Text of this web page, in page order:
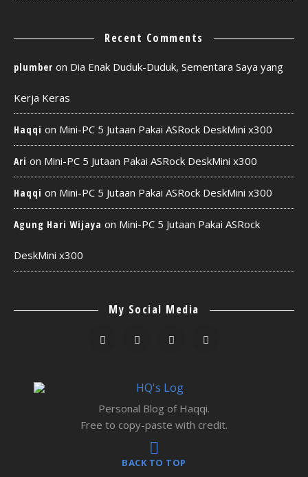
Recent Comments
plumber on Dia Enak Duduk-Duduk, Sementara Saya yang
Kerja Keras
Haqqi on Mini-PC 5 Jutaan Pakai ASRock DeskMini x300
Ari on Mini-PC 5 Jutaan Pakai ASRock DeskMini x300
Haqqi on Mini-PC 5 Jutaan Pakai ASRock DeskMini x300
Agung Hari Wijaya on Mini-PC 5 Jutaan Pakai ASRock
DeskMini x300
My Social Media
Personal Blog of Haqqi.
Free to copy-paste with credit.
BACK TO TOP